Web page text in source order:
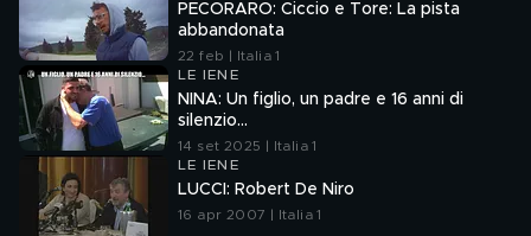
PECORARO: Ciccio e Tore: La pista
abbandonata
22 feb | Italia 1
LE IENE
NINA: Un figlio, un padre e 16 anni di
silenzio...
14 set 2025 | Italia 1
LE IENE
LUCCI: Robert De Niro
16 apr 2007 | Italia 1